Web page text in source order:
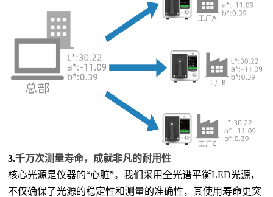
3.千万次测量寿命，成就非凡的耐用性
核心光源是仪器的“心脏”。我们采用全光谱平衡LED光源，
不仅确保了光源的稳定性和测量的准确性，其使用寿命更突